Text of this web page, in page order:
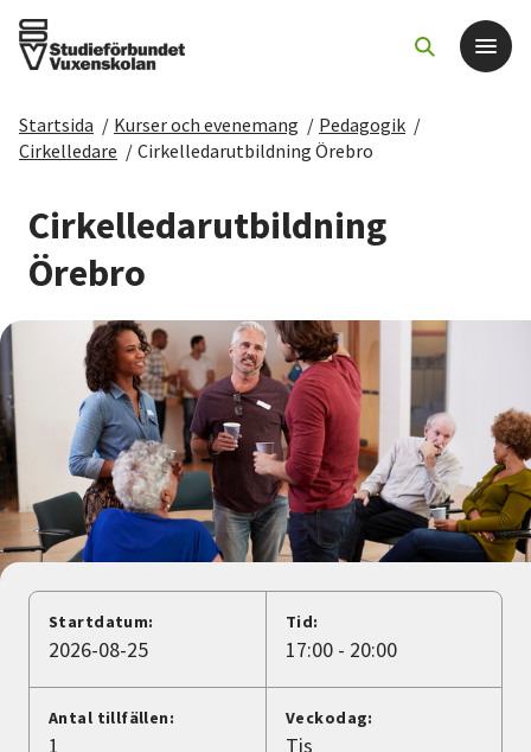
Det här gör vi
För dig som
Sök kurser och evenemang
Starta studiecirkel
Cirkelledare
Nyheter
Avdelningar
Lyssna
Startsida / Kurser och evenemang / Pedagogik /
Cirkelledare / Cirkelledarutbildning Örebro
Cirkelledarutbildning
Örebro
Startdatum:
2026-08-25
Tid:
17:00 - 20:00
Antal tillfällen:
1
Veckodag:
Tis